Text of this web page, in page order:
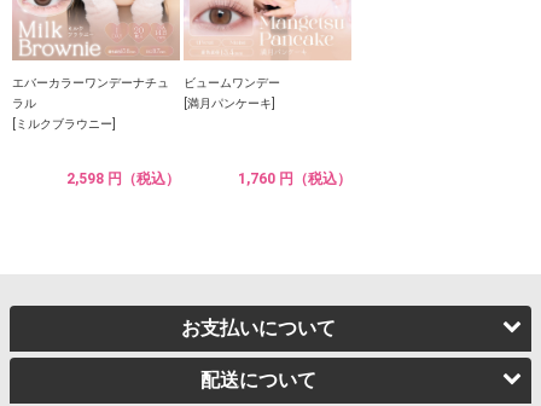
エバーカラーワンデーナチュ
ラル
[ミルクブラウニー]
2,598 円（税込）
ビュームワンデー
[満月パンケーキ]
1,760 円（税込）
お支払いについて
配送について